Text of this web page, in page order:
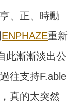
、正、時勳
ENPHAZE重新
此漸漸淡出公
往支持F.able
真的太突然